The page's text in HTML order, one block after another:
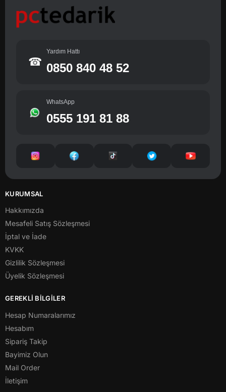
☎
Yardım Hattı
0850 840 48 52
WhatsApp
0555 191 81 88
KURUMSAL
Hakkımızda
Mesafeli Satış Sözleşmesi
İptal ve İade
KVKK
Gizlilik Sözleşmesi
Üyelik Sözleşmesi
GEREKLİ BİLGİLER
Hesap Numaralarımız
Hesabım
Sipariş Takip
Bayimiz Olun
Mail Order
İletişim